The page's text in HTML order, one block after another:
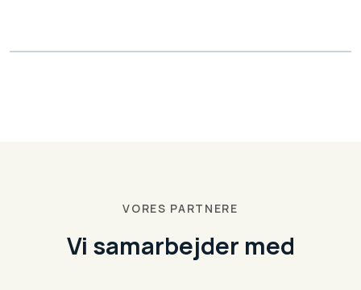
VORES PARTNERE
Vi samarbejder med